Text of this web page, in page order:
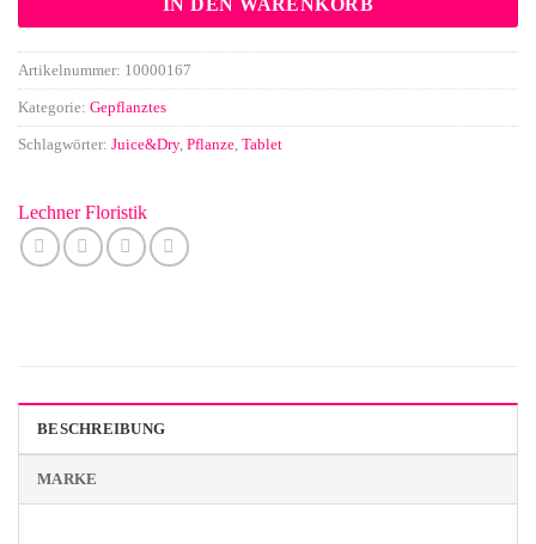
Artikelnummer: 10000167
Kategorie: Gepflanztes
Schlagwörter: Juice&Dry, Pflanze, Tablet
Lechner Floristik
BESCHREIBUNG
MARKE